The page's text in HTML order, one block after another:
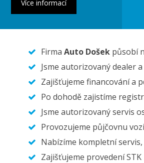
FirmaAuto Došek působí
Jsme autorizovaný dealer
Zajišťujeme financování a
Po dohodě zajistíme
Jsme autorizovaný servis
Provozujeme půjčovnu
Nabízíme kompletní
Zajišťujeme provedení STK